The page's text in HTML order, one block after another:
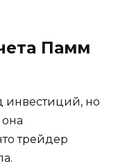
Памм
инвестиций, но
трейдер